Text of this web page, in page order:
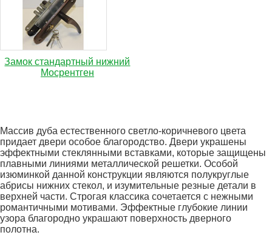
Замок стандартный нижний
Мосрентген
Массив дуба естественного светло-коричневого цвета
придает двери особое благородство. Двери украшены
эффектными стеклянными вставками, которые защищены
плавными линиями металлической решетки. Особой
изюминкой данной конструкции являются полукруглые
абрисы нижних стекол, и изумительные резные детали в
верхней части. Строгая классика сочетается с нежными
романтичными мотивами. Эффектные глубокие линии
узора благородно украшают поверхность дверного
полотна.